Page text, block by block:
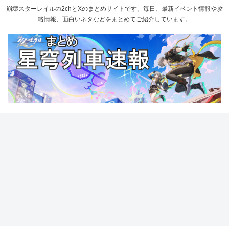
崩壊スターレイルの2chとXのまとめサイトです。毎日、最新イベント情報や攻
略情報、面白いネタなどをまとめてご紹介しています。